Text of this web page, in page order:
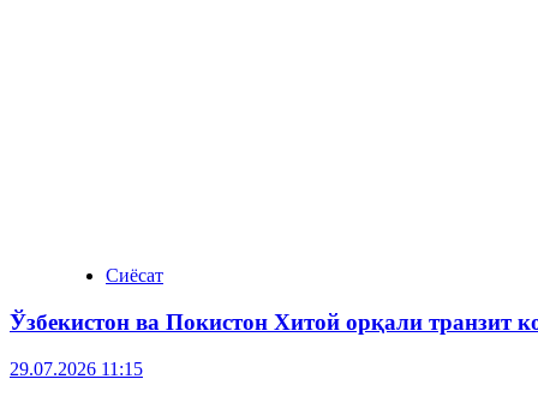
Сиёсат
Ўзбекистон ва Покистон Хитой орқали транзит
29.07.2026 11:15